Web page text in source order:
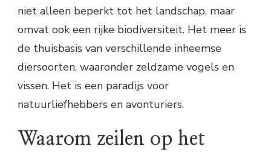
niet alleen beperkt tot het landschap, maar
omvat ook een rijke biodiversiteit. Het meer is
de thuisbasis van verschillende inheemse
diersoorten, waaronder zeldzame vogels en
vissen. Het is een paradijs voor
natuurliefhebbers en avonturiers.
Waarom zeilen op het